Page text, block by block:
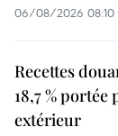
06/08/2026 08:10
Recettes
18,7 %
extérieur